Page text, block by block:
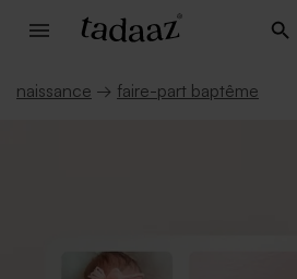
naissance → faire-part baptême